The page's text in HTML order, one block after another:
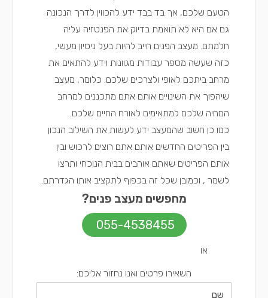
הטעם שלכם, אך בד בבד ידע להכווין לדרך הנכונה
גם אם היא לא תואמת בדיוק את הפנטזיה עליה
חלמתם. מעצב הפנים חייב להיות בעל ניסיון מעשי,
כזה שעשה מספר עבודות מגוונות וידע להתאים את
מרחב ביתכם לאופי ולצרכים שלכם. כלומר, מעצב
שיהפוך את השינויים אותם אתם מתכננים למרחב
המחיה שלכם למתאימים לאורח החיים שלכם.
כמו כן חשוב שהמעצב ידע לעשות את השילוב הנכון
בין הפריטים החדשים אותם אתם רוצים לרכוש ובין
אותם הפריטים שאתם אוהבים בבית הנוכחי ותרצו
לשמר , וכמובן שכל זה בכפוף לתקציב אותו הגדרתם.
מחפשים מעצב פנים?
055-4538455
או
השאירו פרטים ואנו נחזור אליכם: